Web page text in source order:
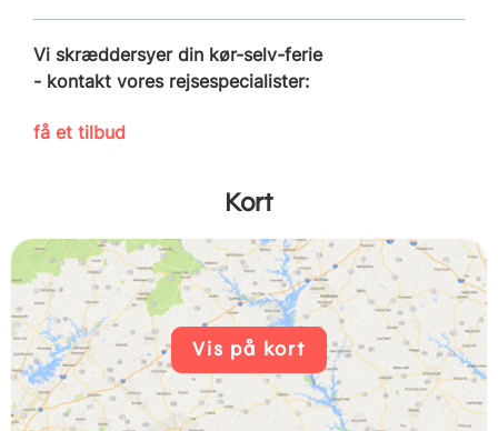
Vi skræddersyer din kør-selv-ferie
- kontakt vores rejsespecialister:
få et tilbud
Kort
Vis på kort